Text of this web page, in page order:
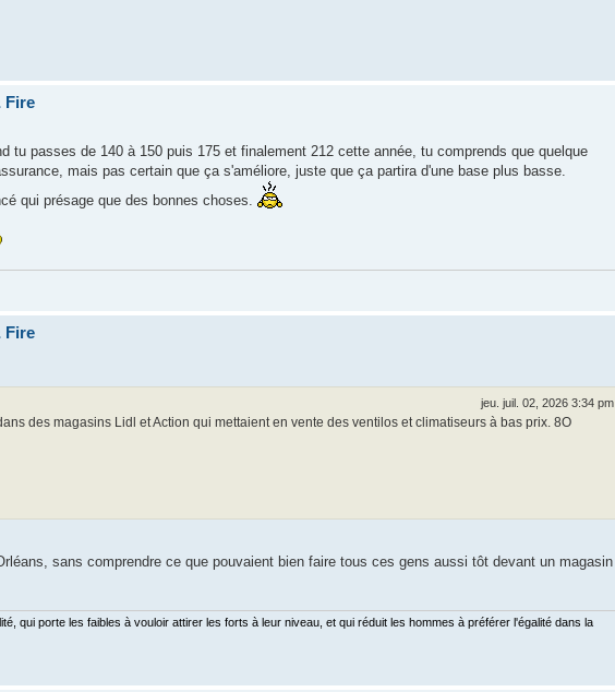
Fire
tu passes de 140 à 150 puis 175 et finalement 212 cette année, tu comprends que quelque
mais pas certain que ça s'améliore, juste que ça partira d'une base plus basse.
qui présage que des bonnes choses.
Fire
jeu. juil. 02, 2026 3:34 pm
des magasins Lidl et Action qui mettaient en vente des ventilos et climatiseurs à bas prix. 8O
sans comprendre ce que pouvaient bien faire tous ces gens aussi tôt devant un magasin
qui porte les faibles à vouloir attirer les forts à leur niveau, et qui réduit les hommes à préférer l'égalité dans la